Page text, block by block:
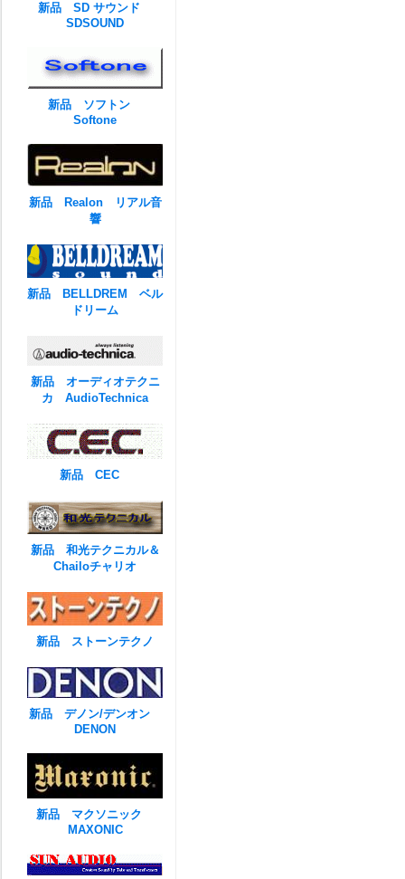
新品 SD サウンド
SDSOUND
新品 ソフトン
Softone
新品 Realon リアル音
響
新品 BELLDREM ベル
ドリーム
新品 オーディオテクニ
カ AudioTechnica
新品 CEC
新品 和光テクニカル＆
Chailoチャリオ
新品 ストーンテクノ
新品 デノン/デンオン
DENON
新品 マクソニック
MAXONIC